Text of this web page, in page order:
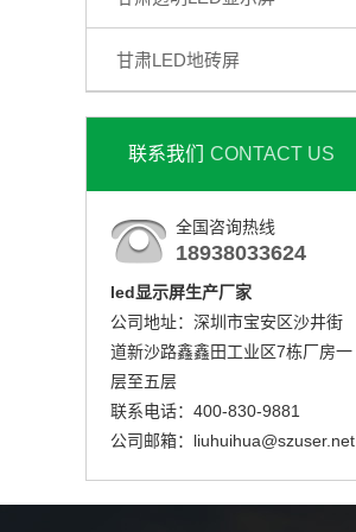
甘肃LED地砖屏
联系我们 CONTACT US
全国咨询热线
18938033624
led显示屏生产厂家
公司地址：深圳市宝安区沙井街
道新沙路鑫鑫田工业区7栋厂房一
层至五层
联系电话：400-830-9881
公司邮箱：liuhuihua@szuser.net